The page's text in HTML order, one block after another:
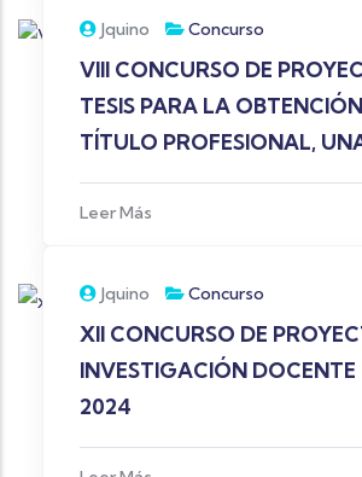
Jquino Concurso
VIII CONCURSO DE
TESIS PARA LA
TÍTULO PROFESIONAL,
Leer Más
Jquino Concurso
XII CONCURSO DE
INVESTIGACIÓN DOCENTE
2024